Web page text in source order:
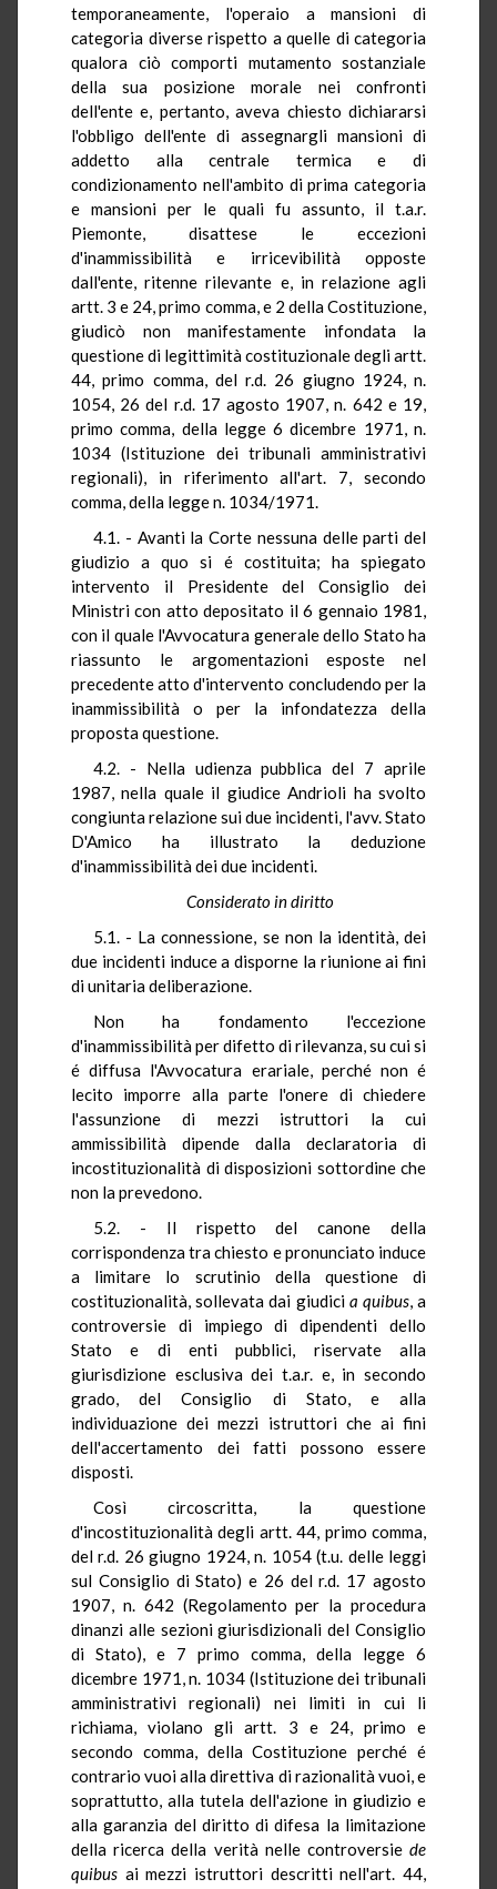
temporaneamente, l'operaio a mansioni di
categoria diverse rispetto a quelle di categoria
qualora ciò comporti mutamento sostanziale
della sua posizione morale nei confronti
dell'ente e, pertanto, aveva chiesto dichiararsi
l'obbligo dell'ente di assegnargli mansioni di
addetto alla centrale termica e di
condizionamento nell'ambito di prima categoria
e mansioni per le quali fu assunto, il t.a.r.
Piemonte, disattese le eccezioni
d'inammissibilità e irricevibilità opposte
dall'ente, ritenne rilevante e, in relazione agli
artt. 3 e 24, primo comma, e 2 della Costituzione,
giudicò non manifestamente infondata la
questione di legittimità costituzionale degli artt.
44, primo comma, del r.d. 26 giugno 1924, n.
1054, 26 del r.d. 17 agosto 1907, n. 642 e 19,
primo comma, della legge 6 dicembre 1971, n.
1034 (Istituzione dei tribunali amministrativi
regionali), in riferimento all'art. 7, secondo
comma, della legge n. 1034/1971.
4.1. - Avanti la Corte nessuna delle parti del
giudizio a quo si é costituita; ha spiegato
intervento il Presidente del Consiglio dei
Ministri con atto depositato il 6 gennaio 1981,
con il quale l'Avvocatura generale dello Stato ha
riassunto le argomentazioni esposte nel
precedente atto d'intervento concludendo per la
inammissibilità o per la infondatezza della
proposta questione.
4.2. - Nella udienza pubblica del 7 aprile
1987, nella quale il giudice Andrioli ha svolto
congiunta relazione sui due incidenti, l'avv. Stato
D'Amico ha illustrato la deduzione
d'inammissibilità dei due incidenti.
Considerato in diritto
5.1. - La connessione, se non la identità, dei
due incidenti induce a disporne la riunione ai fini
di unitaria deliberazione.
Non ha fondamento l'eccezione
d'inammissibilità per difetto di rilevanza, su cui si
é diffusa l'Avvocatura erariale, perché non é
lecito imporre alla parte l'onere di chiedere
l'assunzione di mezzi istruttori la cui
ammissibilità dipende dalla declaratoria di
incostituzionalità di disposizioni sottordine che
non la prevedono.
5.2. - Il rispetto del canone della
corrispondenza tra chiesto e pronunciato induce
a limitare lo scrutinio della questione di
costituzionalità, sollevata dai giudici a quibus, a
controversie di impiego di dipendenti dello
Stato e di enti pubblici, riservate alla
giurisdizione esclusiva dei t.a.r. e, in secondo
grado, del Consiglio di Stato, e alla
individuazione dei mezzi istruttori che ai fini
dell'accertamento dei fatti possono essere
disposti.
Così circoscritta, la questione
d'incostituzionalità degli artt. 44, primo comma,
del r.d. 26 giugno 1924, n. 1054 (t.u. delle leggi
sul Consiglio di Stato) e 26 del r.d. 17 agosto
1907, n. 642 (Regolamento per la procedura
dinanzi alle sezioni giurisdizionali del Consiglio
di Stato), e 7 primo comma, della legge 6
dicembre 1971, n. 1034 (Istituzione dei tribunali
amministrativi regionali) nei limiti in cui li
richiama, violano gli artt. 3 e 24, primo e
secondo comma, della Costituzione perché é
contrario vuoi alla direttiva di razionalità vuoi, e
soprattutto, alla tutela dell'azione in giudizio e
alla garanzia del diritto di difesa la limitazione
della ricerca della verità nelle controversie de
quibus ai mezzi istruttori descritti nell'art. 44,